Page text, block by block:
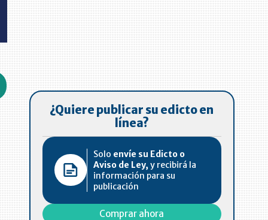
¿Quiere publicar su edicto en
línea?
Solo envíe su Edicto o
Aviso de Ley, y recibirá la
información para su
publicación
Comprar ahora